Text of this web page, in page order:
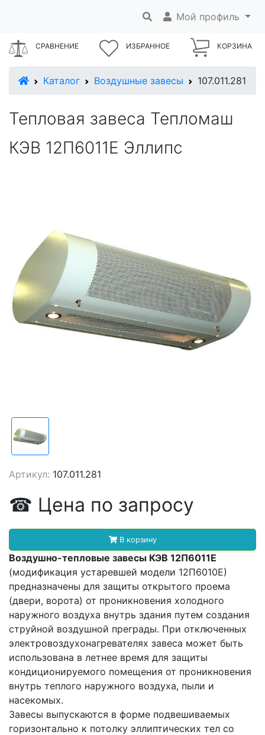
Мой профиль
СРАВНЕНИЕ ИЗБРАННОЕ КОРЗИНА
В начало
Каталог Воздушные завесы 107.011.281
Тепловая завеса Тепломаш
КЭВ 12П6011Е Эллипс
Артикул: 107.011.281
☎ Цена по запросу
В корзину
Воздушно-тепловые завесы КЭВ 12П6011Е
(модификация устаревшей модели 12П6010Е)
предназначены для защиты открытого проема
(двери, ворота) от проникновения холодного
наружного воздуха внутрь здания путем создания
струйной воздушной преграды. При отключенных
электровоздухонагревателях завеса может быть
использована в летнее время для защиты
кондиционируемого помещения от проникновения
внутрь теплого наружного воздуха, пыли и
насекомых.
Завесы выпускаются в форме подвешиваемых
горизонтально к потолку эллиптических тел со